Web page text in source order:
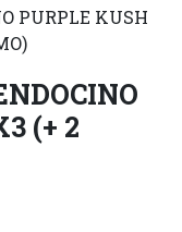
(+ 2